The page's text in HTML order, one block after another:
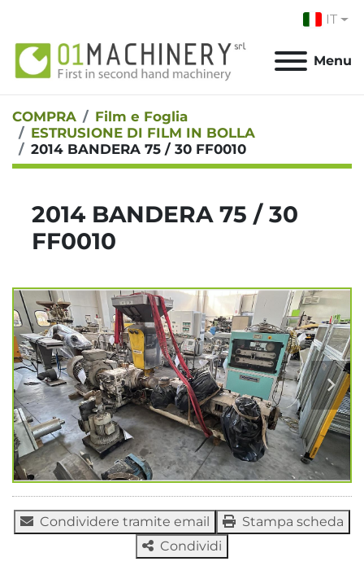
IT
Menu
COMPRA
Film e Foglia
ESTRUSIONE DI FILM IN BOLLA
2014 BANDERA 75 / 30 FF0010
2014 BANDERA 75 / 30
FF0010
Condividere tramite email
Stampa scheda
Condividi